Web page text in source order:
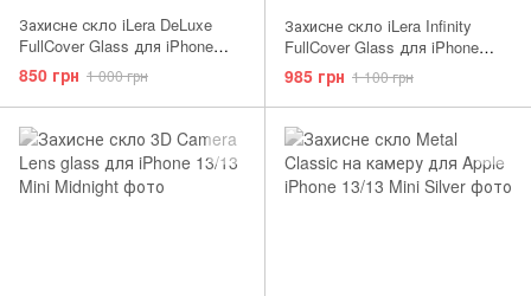
Захисне скло iLera DeLuxe
FullCover Glass для iPhone
17e/16е/14/13 Pro/13
850 грн 1 000 грн
Захисне скло iLera Infinity
FullCover Glass для iPhone
17e/16е/14/13 Pro/13
985 грн 1 100 грн